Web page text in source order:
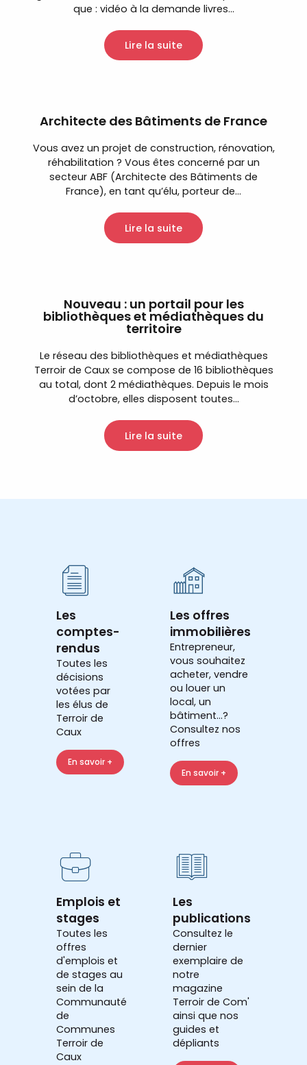
que : vidéo à la demande livres...
Lire la suite
Architecte des Bâtiments de France
Vous avez un projet de construction, rénovation,
réhabilitation ? Vous êtes concerné par un
secteur ABF (Architecte des Bâtiments de
France), en tant qu’élu, porteur de...
Lire la suite
Nouveau : un portail pour les
bibliothèques et médiathèques du
territoire
Le réseau des bibliothèques et médiathèques
Terroir de Caux se compose de 16 bibliothèques
au total, dont 2 médiathèques. Depuis le mois
d’octobre, elles disposent toutes...
Lire la suite
Les
comptes-
rendus
Toutes les
décisions
votées par
les élus de
Terroir de
Caux
En savoir +
Les offres
immobilières
Entrepreneur,
vous souhaitez
acheter, vendre
ou louer un
local, un
bâtiment...?
Consultez nos
offres
En savoir +
Emplois et
stages
Toutes les
offres
d'emplois et
de stages au
sein de la
Communauté
de
Communes
Terroir de
Caux
Les
publications
Consultez le
dernier
exemplaire de
notre
magazine
Terroir de Com'
ainsi que nos
guides et
dépliants